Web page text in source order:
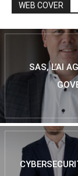
WEB COVER
SAS, L’AI